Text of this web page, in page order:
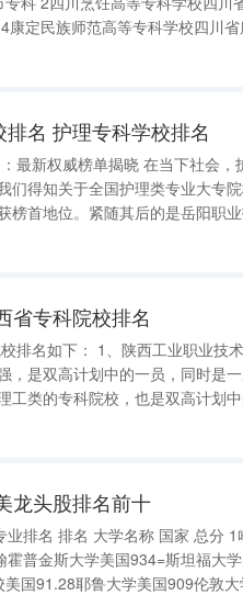
名 护理专科学校排名
们得知关于全国护理类专业大专
榜首地位。紧随其后的是岳阳职
卓越的学术背景成为行业典范。
省专科院校排名
双高计划中的一员，同时是一所公办
工类的专科院校，也是双高计划
龙头股排名前十
国992牛津大
普金斯大学美国934=斯坦福大
国91.28耶鲁大学美国909伦敦